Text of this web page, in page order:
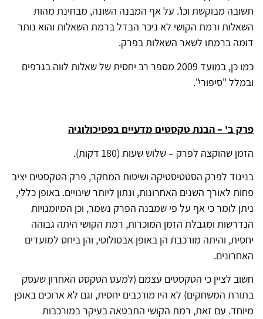
תשובה מבוקשת וכו'. על אף המבנה השונה, מבחינת מהות
השאלות ורמת הקושי לא ניכר הבדל ברמת השאלות והוא נותר
דומה ברמתו לשאר השאלות בפרק.
כמו כן, במועד 2009 מספר רב יחסית של שאלות לווה בגרפים
ובמלל "סיפורי".
פרק ב' – הבנת טקסטים מדעיים בפסיכולוגיה
הזמן שהוקצה לפרק – שלוש שעות (180 דקות).
בניגוד לפרק הסטטיסטיקה ושיטות המחקר, פרק הטקסטים יציב
פחות לאורך השנים האחרונות, ונתון ליותר שינויים. באופן כללי,
ניתן לומר כי אף על פי שמבנה הפרק נשמר, וכן המיומנויות
הנדרשות ומגבלת הזמן המוכרות, רמת הקושי היתה גבוהה
יחסית, והיתה מורכבת הן באופן אבסולוטי, והן ביחס למועדים
האחרונים.
חשוב לציין כי הטקסטים עצמם (למעט הטקסט האחרון שעסק
בתורת המשחקים) לא היו מורכבים יחסית, וגם לא ארוכים באופן
מיוחד. עם זאת, רמת הקושי התבטאה בעיקר במורכבות